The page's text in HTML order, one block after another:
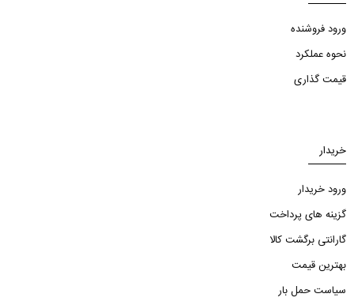
ورود فروشنده
نحوه عملکرد
قیمت گذاری
خریدار
ورود خریدار
گزینه های پرداخت
گارانتی برگشت کالا
بهترین قیمت
سیاست حمل بار